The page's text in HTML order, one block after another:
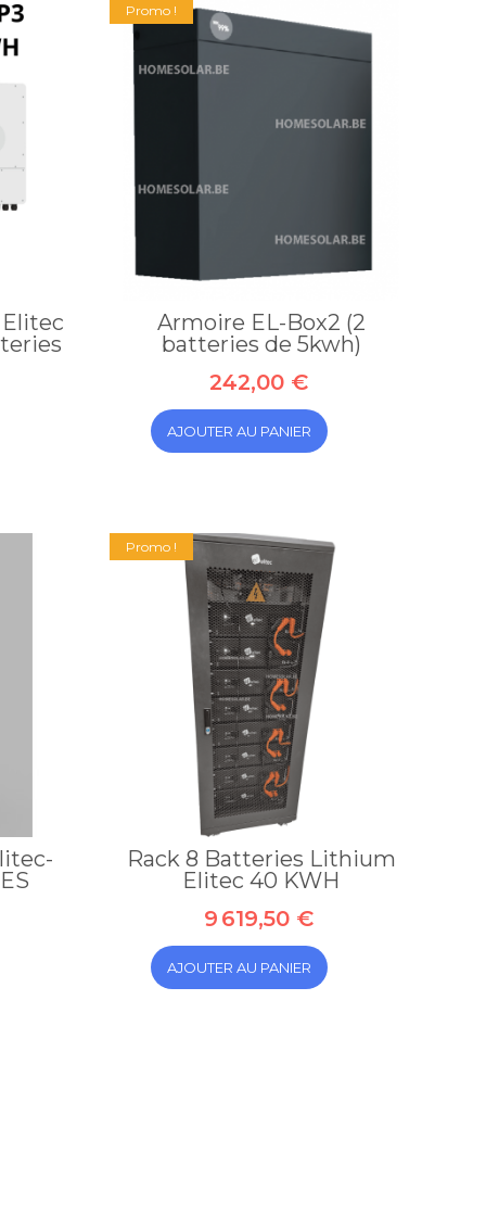
Elitec
Promo !
Armoire EL-Box2 (2
batteries de 5kwh)
242,00 €
AJOUTER AU PANIER
Promo !
Rack 8 Batteries Lithium
Elitec 40 KWH
9 619,50 €
AJOUTER AU PANIER